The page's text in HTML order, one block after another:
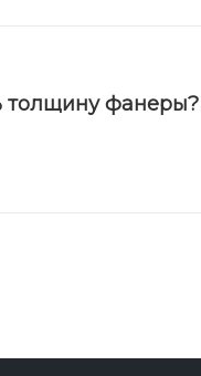
толщину фанеры?